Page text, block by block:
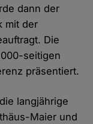
dann der
mit der
Die
seitigen
präsentiert.
langjährige
Maier und